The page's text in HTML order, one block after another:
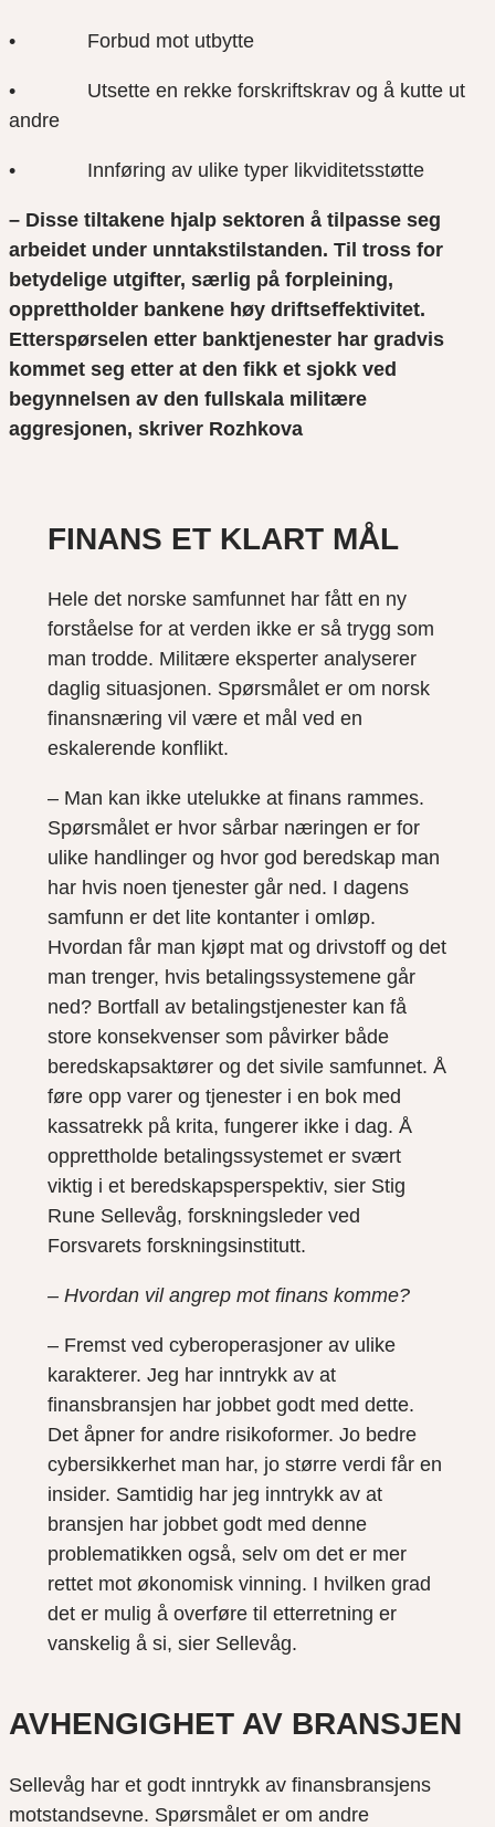
• Forbud mot utbytte
• Utsette en rekke forskriftskrav og å kutte ut
andre
• Innføring av ulike typer likviditetsstøtte
– Disse tiltakene hjalp sektoren å tilpasse seg
arbeidet under unntakstilstanden. Til tross for
betydelige utgifter, særlig på forpleining,
opprettholder bankene høy driftseffektivitet.
Etterspørselen etter banktjenester har gradvis
kommet seg etter at den fikk et sjokk ved
begynnelsen av den fullskala militære
aggresjonen, skriver Rozhkova
FINANS ET KLART MÅL
Hele det norske samfunnet har fått en ny
forståelse for at verden ikke er så trygg som
man trodde. Militære eksperter analyserer
daglig situasjonen. Spørsmålet er om norsk
finansnæring vil være et mål ved en
eskalerende konflikt.
– Man kan ikke utelukke at finans rammes.
Spørsmålet er hvor sårbar næringen er for
ulike handlinger og hvor god beredskap man
har hvis noen tjenester går ned. I dagens
samfunn er det lite kontanter i omløp.
Hvordan får man kjøpt mat og drivstoff og det
man trenger, hvis betalingssystemene går
ned? Bortfall av betalingstjenester kan få
store konsekvenser som påvirker både
beredskapsaktører og det sivile samfunnet. Å
føre opp varer og tjenester i en bok med
kassatrekk på krita, fungerer ikke i dag. Å
opprettholde betalingssystemet er svært
viktig i et beredskapsperspektiv, sier Stig
Rune Sellevåg, forskningsleder ved
Forsvarets forskningsinstitutt.
– Hvordan vil angrep mot finans komme?
– Fremst ved cyberoperasjoner av ulike
karakterer. Jeg har inntrykk av at
finansbransjen har jobbet godt med dette.
Det åpner for andre risikoformer. Jo bedre
cybersikkerhet man har, jo større verdi får en
insider. Samtidig har jeg inntrykk av at
bransjen har jobbet godt med denne
problematikken også, selv om det er mer
rettet mot økonomisk vinning. I hvilken grad
det er mulig å overføre til etterretning er
vanskelig å si, sier Sellevåg.
AVHENGIGHET AV BRANSJEN
Sellevåg har et godt inntrykk av finansbransjens
motstandsevne. Spørsmålet er om andre